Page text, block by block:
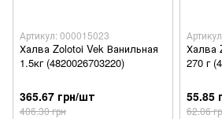
Артикул: 000015023
Халва Zolotoi Vek Ванильная
1.5кг (4820026703220)
365.67 грн/шт
406.30 грн
Халва
270 г
55.85
62.06